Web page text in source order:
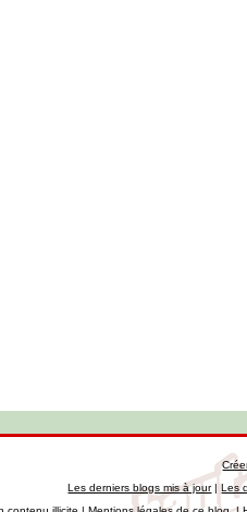
Les derniers blogs mis à jour|Les